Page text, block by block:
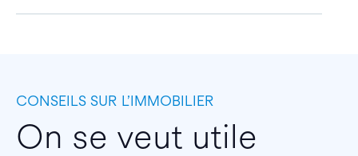
CONSEILS SUR L’IMMOBILIER
On se veut utile